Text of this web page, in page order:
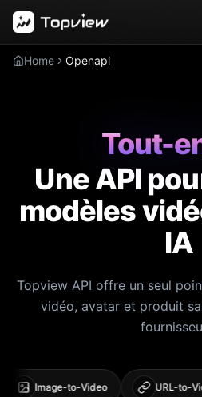
Home Openapi
Tout-
Une API
modèles
IA
Topview API offre un seul
vidéo, avatar et produit
Image-to-Video URL-to-Video